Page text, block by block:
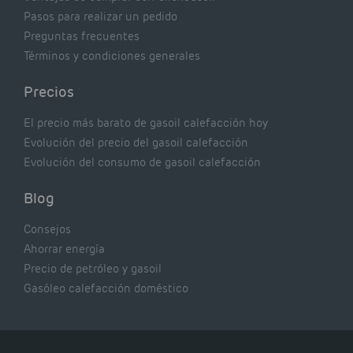
Pasos para realizar un pedido
Preguntas frecuentes
Términos y condiciones generales
Precios
El precio más barato de gasoil calefacción hoy
Evolución del precio del gasoil calefacción
Evolución del consumo de gasoil calefacción
Blog
Consejos
Ahorrar energía
Precio de petróleo y gasoil
Gasóleo calefacción doméstico